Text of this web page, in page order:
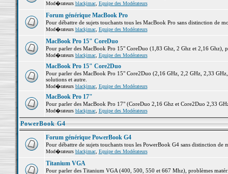
Mod�rateurs blackjmac, Equipe des Modérateurs
Forum générique MacBook Pro
Pour débattre de sujets touchants tous les MacBook Pro sans distinction de
Mod�rateurs blackjmac, Equipe des Modérateurs
MacBook Pro 15" CoreDuo
Pour parler des MacBook Pro 15" CoreDuo (1,83 Ghz, 2 Ghz et 2,16 Ghz),
Mod�rateurs blackjmac, Equipe des Modérateurs
MacBook Pro 15" Core2Duo
Pour parler des MacBook Pro 15" Core2Duo (2,16 GHz, 2,2 GHz, 2,33
solutions et autre.
Mod�rateurs blackjmac, Equipe des Modérateurs
MacBook Pro 17"
Pour parler des MacBook Pro 17" (CoreDuo 2,16 Ghz et Core2Duo 2,33
Mod�rateurs blackjmac, Equipe des Modérateurs
PowerBook G4
Forum générique PowerBook G4
Pour débattre de sujets touchants tous les PowerBook G4 sans distinction de
Mod�rateurs blackjmac, Equipe des Modérateurs
Titanium VGA
Pour parler des Titanium VGA (400, 500, 550 et 667 Mhz), problèmes